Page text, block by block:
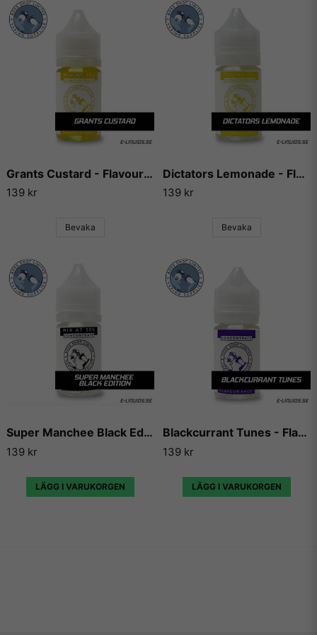
Grants Custard - Flavour Boss
139 kr
Bevaka
Dictators Lemonade - Flavour Boss
139 kr
Bevaka
Super Manchee Black Edition - Flavour Boss
139 kr
LÄGG I VARUKORGEN
Blackcurrant Tunes - Flavour Boss
139 kr
LÄGG I VARUKORGEN